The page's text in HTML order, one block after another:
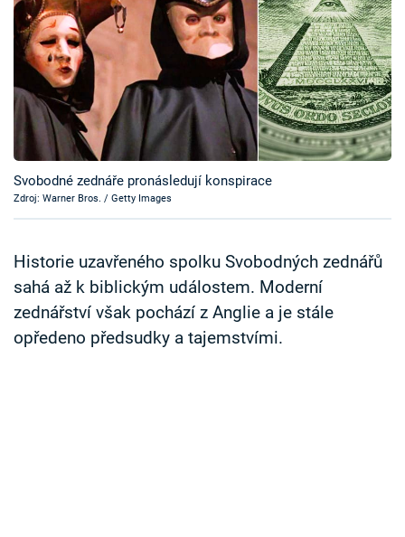
TV Program
Časopis
Sledujte prima+
Přihlášení
Svobodné zednáře pronásledují konspirace
Zdroj: Warner Bros. / Getty Images
Historie uzavřeného spolku Svobodných zednářů
sahá až k biblickým událostem. Moderní
zednářství však pochází z Anglie a je stále
opředeno předsudky a tajemstvími.